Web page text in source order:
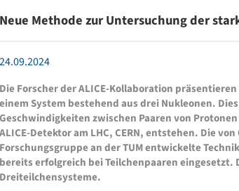
Neue Methode zur Untersuchung der
24.09.2024
Die Forscher der ALICE-Kollaboration
einem System bestehend aus drei Nukleonen.
Geschwindigkeiten zwischen Paaren von
ALICE-Detektor am LHC, CERN, entstehen. Die
Forschungsgruppe an der TUM entwickelte
bereits erfolgreich bei Teilchenpaaren eingesetzt.
Dreiteilchensysteme.